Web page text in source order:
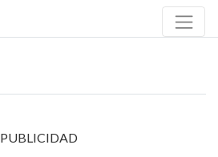
PUBLICIDAD